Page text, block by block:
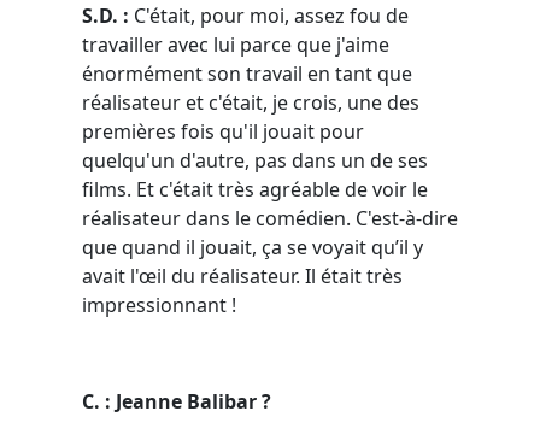
S.D. : C'était, pour moi, assez fou de
travailler avec lui parce que j'aime
énormément son travail en tant que
réalisateur et c'était, je crois, une des
premières fois qu'il jouait pour
quelqu'un d'autre, pas dans un de ses
films. Et c'était très agréable de voir le
réalisateur dans le comédien. C'est-à-dire
que quand il jouait, ça se voyait qu’il y
avait l'œil du réalisateur. Il était très
impressionnant !
C. : Jeanne Balibar ?